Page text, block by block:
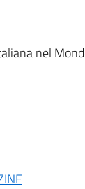
nel